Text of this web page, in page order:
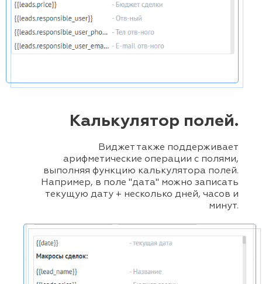
Калькулятор полей.
Виджет также поддерживает
арифметические операции с полями,
выполняя функцию калькулятора полей.
Например, в поле "дата" можно записать
текущую дату + несколько дней, часов и
минут.